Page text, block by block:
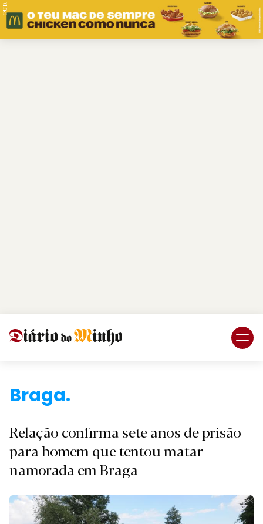
PUB.
Braga.
Relação confirma sete anos de prisão
para homem que tentou matar
namorada em Braga